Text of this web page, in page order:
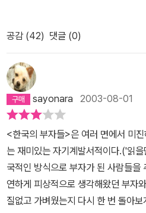
한자를 더욱 가난하게 만드는것 그
자의건 타의건간에 말이다. 부라는 건
이 공유할 수는 없어보인다. 특히, 인
지려고 하는 속성에 비춰보면 더욱더
한 이는 이글을 읽고 최소한 이 세상
지를 파악을 해야 할 것이다. 대를 이
0년, 30년, 50년이 걸리더라도 가난
것이다. 노력만으로는 안된다. 왜냐
깐. 배워라! 읽어라! 어떤식으로 그들
고 최소한의 방어라도 하라!!! 이것이
져질수 있는 말이 아닐까 생각한다.
꿈꾼다. 내가 원하는 부자는 과연 어
공감 (42) 댓글 (0)
sayonara 2003-08-01
<한국의 부자들>은 여러 면에서 미
는 재미있는 자기계발서적이다.('읽
국적인 방식으로 부자가 된 사람들을
연하게 피상적으로 생각해왔던 부자
질없고 가벼웠는지 다시 한 번 돌아